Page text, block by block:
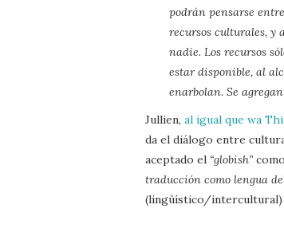
podrán pensarse
recursos culturales, y
nadie. Los recursos
estar disponible, al
enarbolan. Se
Jullien, al igual que wa
da el diálogo entre
aceptado el “globish”
traducción como lengua
(lingüístico/intercultural)